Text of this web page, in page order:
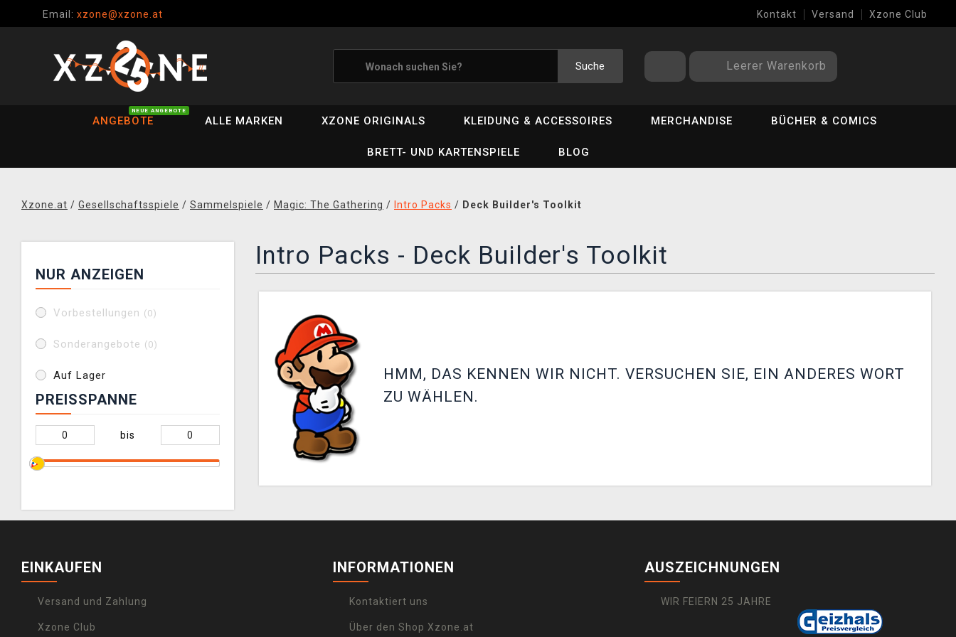
Email: xzone@xzone.at Kontakt Versand Xzone Club
Suche Leerer Warenkorb
ANGEBOTE
NEUE ANGEBOTE
ALLE MARKEN XZONE ORIGINALS KLEIDUNG & ACCESSOIRES MERCHANDISE BÜCHER & COMICS
BRETT- UND KARTENSPIELE BLOG
Xzone.at / Gesellschaftsspiele / Sammelspiele / Magic: The Gathering / Intro Packs / Deck Builder's Toolkit
NUR ANZEIGEN
Vorbestellungen (0)
Sonderangebote (0)
Auf Lager
PREISSPANNE
bis
Intro Packs - Deck Builder's Toolkit
HMM, DAS KENNEN WIR NICHT. VERSUCHEN SIE, EIN ANDERES WORT
ZU WÄHLEN.
EINKAUFEN
Versand und Zahlung
Xzone Club
INFORMATIONEN
Kontaktiert uns
Über den Shop Xzone.at
AUSZEICHNUNGEN
WIR FEIERN 25 JAHRE